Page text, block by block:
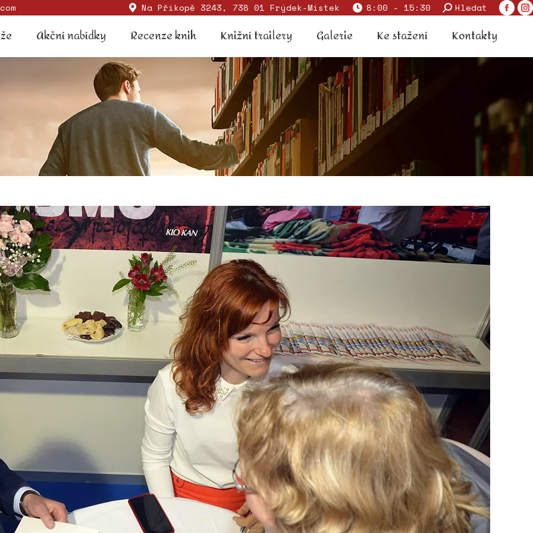
Na Příkopě 3243, 738 01 Frýdek-Místek 8:00 - 15:30 Search:
Hledat
Akční nabídky Recenze knih Knižní trailery Galerie Ke stažení Kontakty
Akční nabídky Recenze knih Knižní trailery Galerie Ke stažení Kontakty